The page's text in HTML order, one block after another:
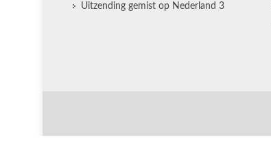
Uitzending gemist op Nederland 3